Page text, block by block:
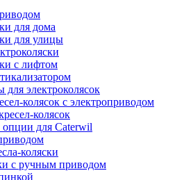
для дома
для улицы
с лифтом
для электроколясок
колясок с электроприводом
колясок
для Caterwil
коляски
с ручным приводом